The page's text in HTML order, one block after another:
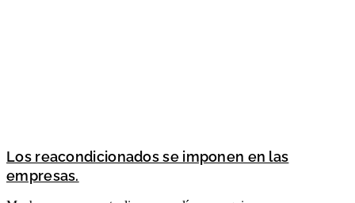
Los reacondicionados se imponen en las
empresas.